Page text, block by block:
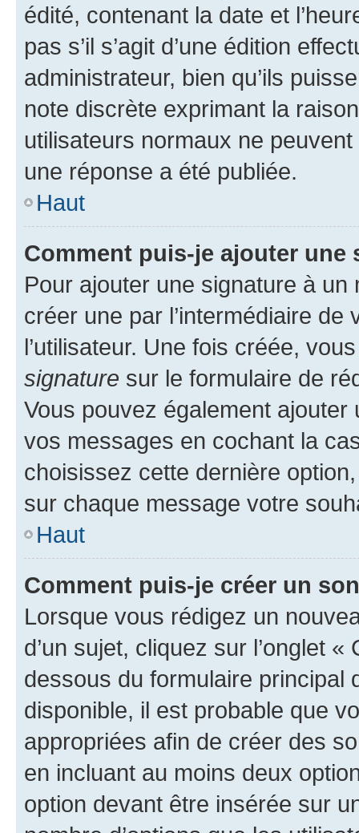
édité, contenant la date et
pas s’il s’agit d’une édition
administrateur, bien qu’ils
note discrète exprimant la
utilisateurs normaux ne
une réponse a été publiée.
Haut
Comment puis-je ajouter une
Pour ajouter une signature à un
créer une par l’intermédiaire
l’utilisateur. Une fois créée,
signature sur le formulaire de
Vous pouvez également
vos messages en cochant la
choisissez cette dernière
sur chaque message votre
Haut
Comment puis-je créer un
Lorsque vous rédigez un
d’un sujet, cliquez sur l’onglet
dessous du formulaire principal
disponible, il est probable que
appropriées afin de créer des
en incluant au moins deux
option devant être insérée sur